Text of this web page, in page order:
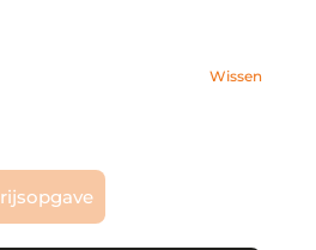
for pa_afmeting
Wissen